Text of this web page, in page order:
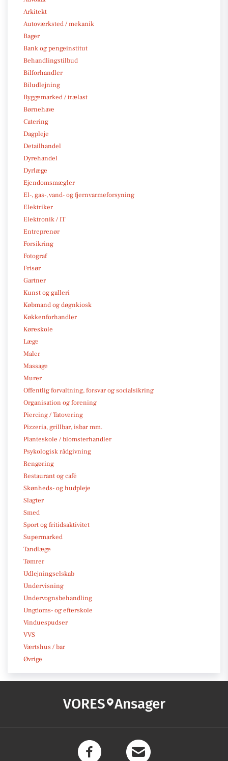
Arkitekt
Autoværksted / mekanik
Bager
Bank og pengeinstitut
Behandlingstilbud
Bilforhandler
Biludlejning
Byggemarked / trælast
Børnehave
Catering
Dagpleje
Detailhandel
Dyrehandel
Dyrlæge
Ejendomsmægler
El-, gas-, vand- og fjernvarmeforsyning
Elektriker
Elektronik / IT
Entreprenør
Forsikring
Fotograf
Frisør
Gartner
Kunst og galleri
Købmand og døgnkiosk
Køkkenforhandler
Køreskole
Læge
Maler
Massage
Murer
Offentlig forvaltning, forsvar og socialsikring
Organisation og forening
Piercing / Tatovering
Pizzeria, grillbar, isbar mm.
Planteskole / blomsterhandler
Psykologisk rådgivning
Rengøring
Restaurant og café
Skønheds- og hudpleje
Slagter
Smed
Sport og fritidsaktivitet
Supermarked
Tandlæge
Tømrer
Udlejningselskab
Undervisning
Undervognsbehandling
Ungdoms- og efterskole
Vinduespudser
VVS
Værtshus / bar
Øvrige
VORES Ansager